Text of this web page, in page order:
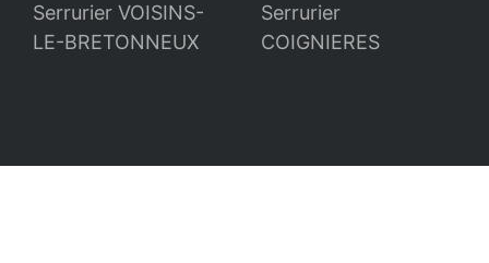
Serrurier VOISINS-
LE-BRETONNEUX
Serrurier
COIGNIERES